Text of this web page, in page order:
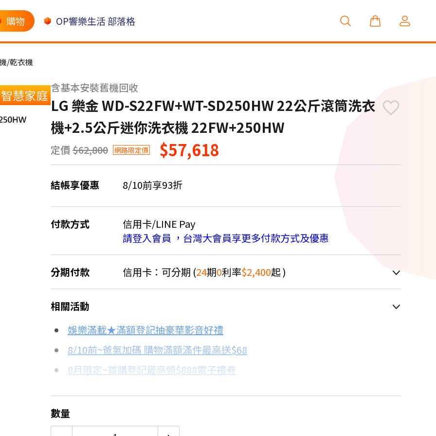
購物 OP響樂生活 部落格
/乾衣機
智慧家庭 含基本安裝舊機回收
LG 樂金 WD-S22FW+WT-SD250HW 22公斤滾筒洗衣
機+2.5公斤迷你洗衣機 22FW+250HW
定價 $62,800 網路限定價 $57,618
結帳享優惠 8/10前享93折
付款方式
信用卡/LINE Pay
請登入會員 ，台灣大會員享更多付款方式及優惠
分期付款 信用卡：可分期 (24期0利率$2,400起 )
＊實際可分期數、適用利率，請以購物車顯示為主
信用卡分期
分期數
3期 0利率
12期 0利率
每期金額
$19,206
$4,801
配合銀行/業者
18家銀行/業者
相關活動
娛樂滿載★滿額登記抽豪華影音好禮
8/10前~爸氣加碼 購物滿額滿件最高送$68
8月限定~首購登記最高領$888電子禮券
更多信用卡分期0利率滿額享回饋
2萬內首選！13-15KG洗衣機評比→點我看達人教你買
數量